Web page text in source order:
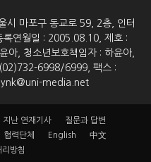
시 마포구 동교로 59, 2층, 인터
록연월일 : 2005.08.10, 제호 :
아, 청소년보호책임자 : 하윤아,
6998/6999, 팩스 :
media.net
지난 연재기사
질문과 답변
협력단체 English
中文
방침